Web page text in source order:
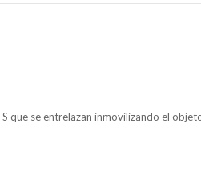
que se entrelazan inmovilizando el